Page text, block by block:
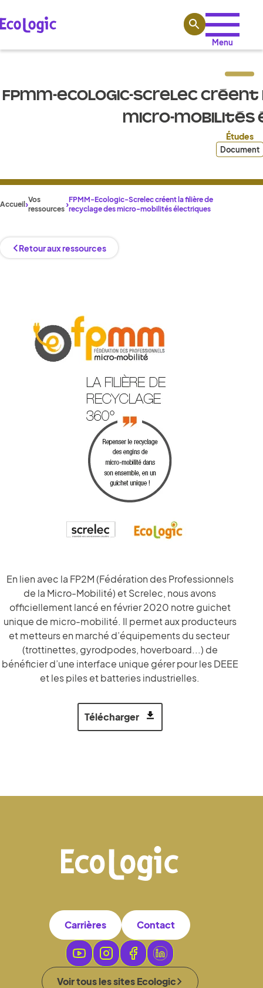
Menu
FPMM-ECOLOGIC-SCRELEC CRÉENT
MICRO-MOBILITÉS
Études
Document
Accueil
Vos
ressources
FPMM-Ecologic-Screlec créent la filière de
recyclage des micro-mobilités électriques
Retour aux ressources
En lien avec la FP2M (Fédération des Professionnels
de la Micro-Mobilité) et Screlec, nous avons
officiellement lancé en février 2020 notre guichet
unique de micro-mobilité. Il permet aux producteurs
et metteurs en marché d’équipements du secteur
(trottinettes, gyrodpodes, hoverboard...) de
bénéficier d’une interface unique gérer pour les DEEE
et les piles et batteries industrielles.
Télécharger
Carrières Contact
Voir tous les sites Ecologic